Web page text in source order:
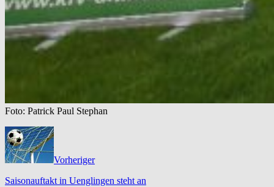
Foto: Patrick Paul Stephan
Vorheriger
Saisonauftakt in Uenglingen steht an